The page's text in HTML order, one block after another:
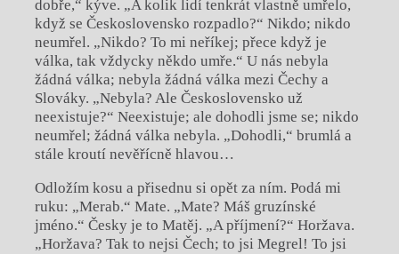
dobře,“ kýve. „A kolik lidí tenkrát vlastně umřelo,
když se Československo rozpadlo?“ Nikdo; nikdo
neumřel. „Nikdo? To mi neříkej; přece když je
válka, tak vždycky někdo umře.“ U nás nebyla
žádná válka; nebyla žádná válka mezi Čechy a
Slováky. „Nebyla? Ale Československo už
neexistuje?“ Neexistuje; ale dohodli jsme se; nikdo
neumřel; žádná válka nebyla. „Dohodli,“ brumlá a
stále kroutí nevěřícně hlavou…
Odložím kosu a přisednu si opět za ním. Podá mi
ruku: „Merab.“ Mate. „Mate? Máš gruzínské
jméno.“ Česky je to Matěj. „A příjmení?“ Horžava.
„Horžava? Tak to nejsi Čech; to jsi Megrel! To jsi